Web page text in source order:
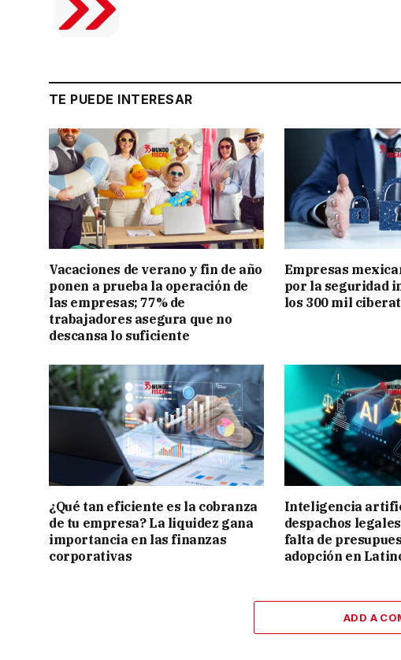
TE PUEDE INTERESAR
Vacaciones de verano y fin de año
ponen a prueba la operación de
las empresas; 77% de
trabajadores asegura que no
descansa lo suficiente
Empresas
por la seguridad
los 300 mil
¿Qué tan eficiente es la cobranza
de tu empresa? La liquidez gana
importancia en las finanzas
corporativas
Inteligencia
despachos
falta de
adopción en
ADD A